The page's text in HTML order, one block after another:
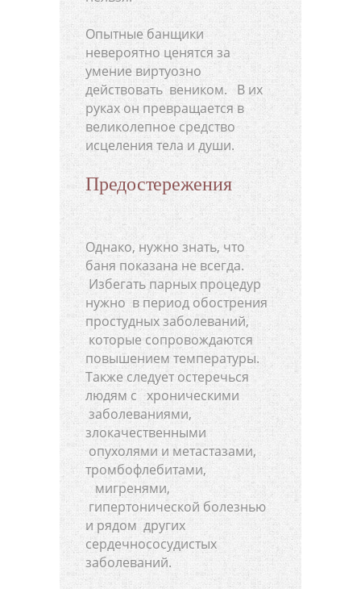
Опытные банщики
невероятно ценятся за
умение виртуозно
действовать веником. В их
руках он превращается в
великолепное средство
исцеления тела и души.
Предостережения
Однако, нужно знать, что
баня показана не всегда.
Избегать парных процедур
нужно в период обострения
простудных заболеваний,
которые сопровождаются
повышением температуры.
Также следует остеречься
людям с хроническими
заболеваниями,
злокачественными
опухолями и метастазами,
тромбофлебитами,
мигренями,
гипертонической болезнью
и рядом других
сердечнососудистых
заболеваний.